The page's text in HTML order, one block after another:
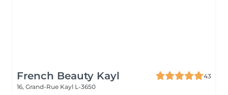
French Beauty Kayl
43
16, Grand-Rue Kayl L-3650